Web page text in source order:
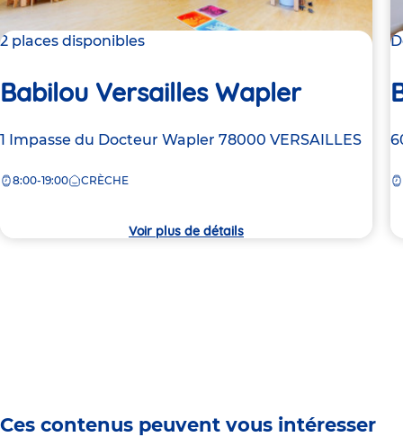
2 places disponibles
Babilou Versailles Wapler
Adresse
la
1 Impasse du Docteur Wapler 78000 VERSAILLES
8:00-19:00 CRÈCHE
Voir plus de détails
la
Ces contenus peuvent vous intéresser